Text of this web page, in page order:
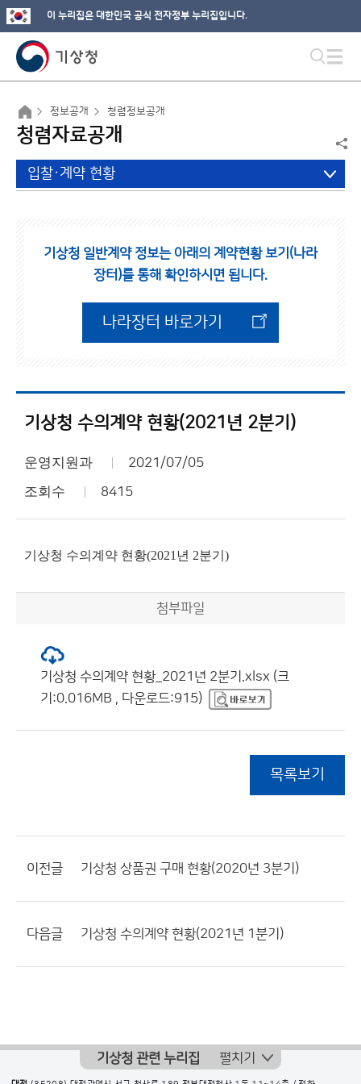
이 누리집은 대한민국 공식 전자정부 누리집입니다.
정보공개 청렴정보공개
청렴자료공개
입찰·계약 현황
기상청 일반계약 정보는 아래의 계약현황 보기(나라
장터)를 통해 확인하시면 됩니다.
나라장터 바로가기
기상청 수의계약 현황(2021년 2분기)
운영지원과 2021/07/05
조회수 8415
기상청 수의계약 현황(2021년 2분기)
첨부파일
기상청 수의계약 현황_2021년 2분기.xlsx (크
기:0.016MB , 다운로드:915)
목록보기
이전글 기상청 상품권 구매 현황(2020년 3분기)
다음글 기상청 수의계약 현황(2021년 1분기)
기상청 관련 누리집 펼치기